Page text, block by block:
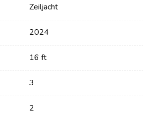
Zeiljacht
2024
16 ft
3
2